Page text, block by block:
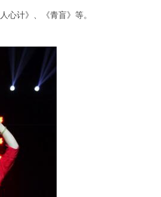
心计》、《青盲》等。